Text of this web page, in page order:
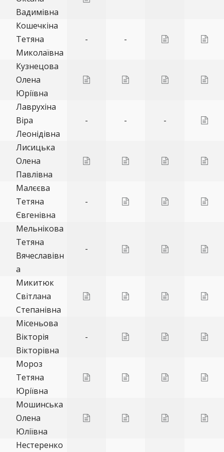
Вадимівна
Кошечкіна
Тетяна
Миколаївна
- -
Кузнецова
Олена
Юріївна
Лаврухіна
Віра
Леонідівна
- - -
Лисицька
Олена
Павлівна
Малєєва
Тетяна
Євгенівна
-
Мельнікова
Тетяна
Вячеславівн
а
-
Микитюк
Світлана
Степанівна
Місеньова
Вікторія
Вікторівна
-
Мороз
Тетяна
Юріївна
Мошинська
Олена
Юліївна
Нестеренко